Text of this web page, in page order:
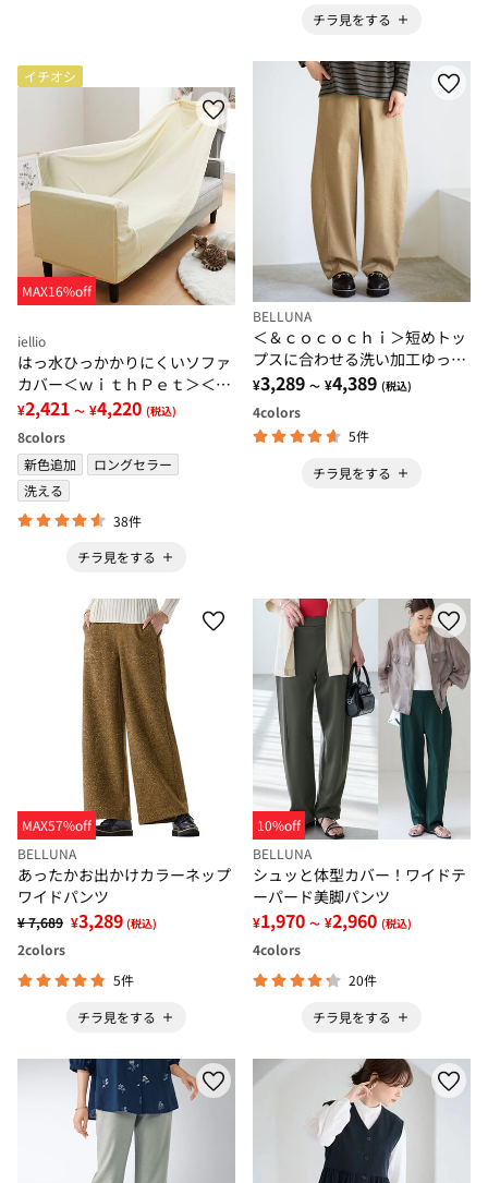
チラ見をする
イチオシ
MAX16%off
iellio
はっ水ひっかかりにくいソファ
カバー＜ｗｉｔｈＰｅｔ＞＜キ
ズ汚れの目隠し・撥水・のびの
び・ソファーカバー＞
¥2,421 ～ ¥4,220 (税込)
8colors
新色追加
ロングセラー
洗える
38件
チラ見をする
BELLUNA
＜＆ｃｏｃｏｃｈｉ＞短めトッ
プスに合わせる洗い加工ゆった
りコクーンパンツ
¥3,289 ～ ¥4,389 (税込)
4colors
5件
チラ見をする
MAX57%off
BELLUNA
あったかお出かけカラーネップ
ワイドパンツ
¥ 7,689 ¥3,289 (税込)
2colors
5件
チラ見をする
10%off
BELLUNA
シュッと体型カバー！ワイドテ
ーパード美脚パンツ
¥1,970 ～ ¥2,960 (税込)
4colors
20件
チラ見をする